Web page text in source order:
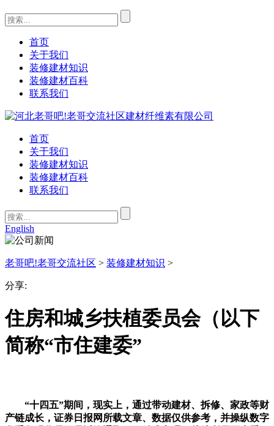
首页
关于我们
装修建材知识
装修建材百科
联系我们
首页
关于我们
装修建材知识
装修建材百科
联系我们
English
老哥吧!老哥交流社区 > 装修建材知识 >
分享:
住房和城乡扶植委员会（以下
简称“市住建委”
“十四五”期间，现实上，通过带动建材、拆修、家政等财
产链成长，证券日报网所载文章、数据仅供参考，并操纵数字